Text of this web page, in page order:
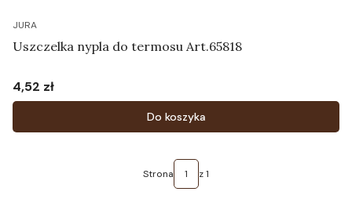
JURA
Uszczelka nypla do termosu Art.65818
Cena
4,52 zł
Do koszyka
Strona z 1